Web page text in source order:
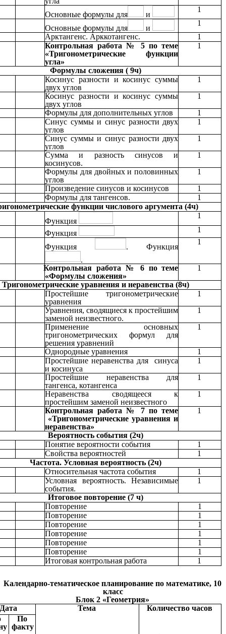
Основные формулы для
и
1
Основные формулы для и
1
Арктангенс. Арккотангенс.
1
Контрольная работа № 5 по теме
«Тригонометрические функции
угла»
1
Формулы сложения ( 9ч)
Косинус разности и косинус суммы
двух углов
1
Косинус разности и косинус суммы
двух углов
1
Формулы для дополнительных углов
1
Синус суммы и синус разности двух
углов
1
Синус суммы и синус разности двух
углов
1
Сумма и разность синусов и
косинусов.
1
Формулы для двойных и половинных
углов
1
Произведение синусов и косинусов
1
Формулы для тангенсов.
1
функции числового аргумента (4ч)
Функция
1
Функция
1
Функция
. Функция
1
Контрольная работа № 6 по теме
«Формулы сложения»
1
Тригонометрические уравнения и неравенства (8ч)
Простейшие тригонометрические
уравнения
1
Уравнения, сводящиеся к простейшим
заменой неизвестного.
1
Применение основных
тригонометрических формул для
решения уравнений
1
Однородные уравнения
1
Простейшие неравенства для синуса
и косинуса
1
Простейшие неравенства для
тангенса, котангенса
1
Неравенства сводящееся к
простейшим заменой неизвестного
1
Контрольная работа № 7 по теме
«Тригонометрические уравнения и
неравенства»
1
Вероятность события (2ч)
Понятие вероятности события
1
Свойства вероятностей
1
Частота. Условная вероятность (2ч)
Относительная частота события
1
Условная вероятность. Независимые
события.
1
Итоговое повторение (7 ч)
Повторение
1
Повторение
1
Повторение
1
Повторение
1
Повторение
1
Повторение
1
Итоговая контрольная работа
1
Календарно-тематическое планирование по математике, 10
класс
Блок 2 «Геометрия»
Дата
Тема
Количество часов
По
факту